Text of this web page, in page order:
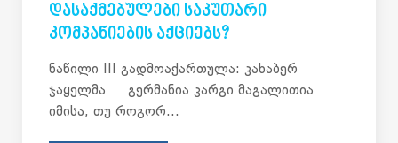
ᲓᲐᲡᲐᲥᲛᲔᲑᲣᲚᲔᲑᲘ ᲡᲐᲙᲣᲗᲐᲠᲘ
ᲙᲝᲛᲞᲐᲜᲘᲔᲑᲘᲡ ᲐᲥᲪᲘᲔᲑᲡ?
ნაწილი III გადმოაქართულა: კახაბერ
ჯაყელმა გერმანია კარგი მაგალითია
იმისა, თუ როგორ...